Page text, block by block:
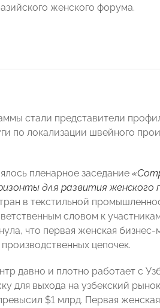
женского форума.
стали представители
по локализации швейного
пленарное заседание
для развития женского
в текстильной
словом к
что первая женская
цепочек.
давно и плотно работает с
для выхода на узбекский
$1 млрд. Первая